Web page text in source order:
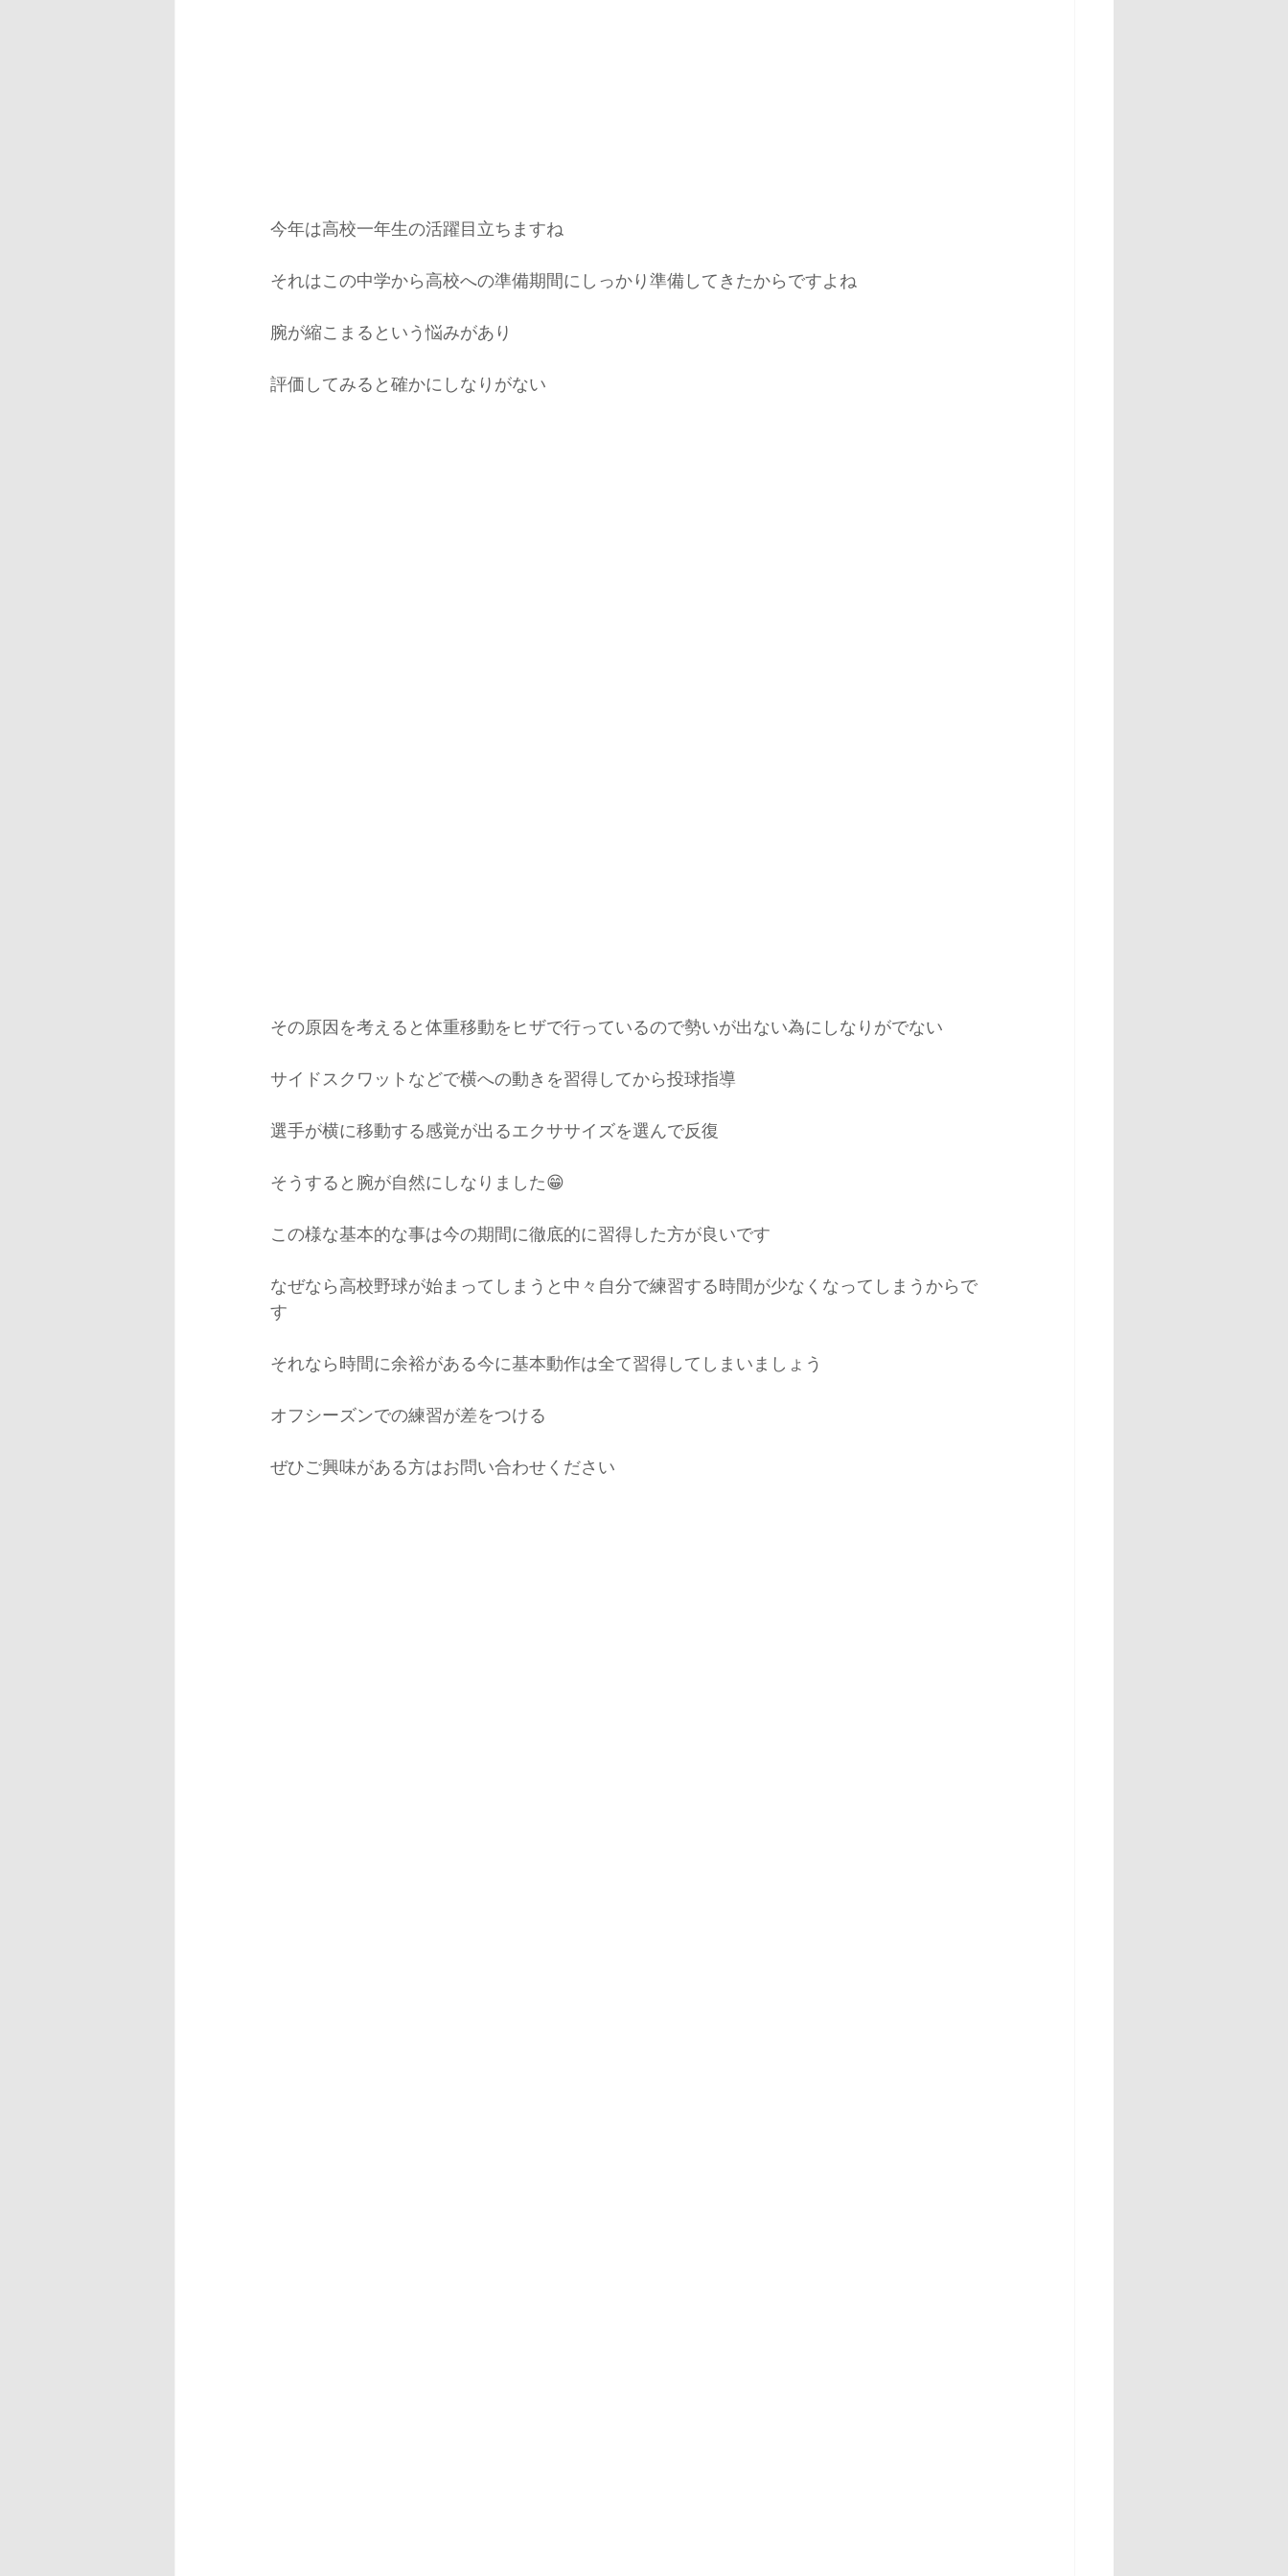
今年は高校一年生の活躍目立ちますね
それはこの中学から高校への準備期間にしっかり準備してきたからですよね
腕が縮こまるという悩みがあり
評価してみると確かにしなりがない
その原因を考えると体重移動をヒザで行っているので勢いが出ない為にしなりがでない
サイドスクワットなどで横への動きを習得してから投球指導
選手が横に移動する感覚が出るエクササイズを選んで反復
そうすると腕が自然にしなりました😁
この様な基本的な事は今の期間に徹底的に習得した方が良いです
なぜなら高校野球が始まってしまうと中々自分で練習する時間が少なくなってしまうからで
す
それなら時間に余裕がある今に基本動作は全て習得してしまいましょう
オフシーズンでの練習が差をつける
ぜひご興味がある方はお問い合わせください